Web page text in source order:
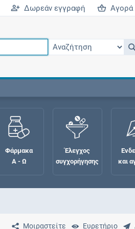
Δωρεάν εγγραφή Αγορά
Φάρμακα
Α - Ω
Έλεγχος
συγχορήγησης
και
Μοιραστείτε Ευρετήριο